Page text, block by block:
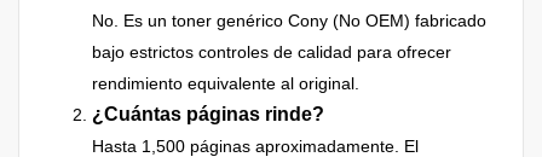
No. Es un toner genérico Cony (No OEM) fabricado
bajo estrictos controles de calidad para ofrecer
rendimiento equivalente al original.
¿Cuántas páginas rinde?
Hasta 1,500 páginas aproximadamente. El